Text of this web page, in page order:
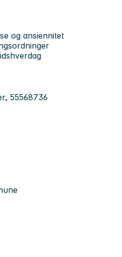
og ansiennitet
55568736